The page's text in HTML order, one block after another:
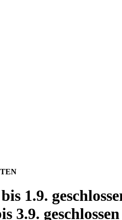
1.9.
3.9. geschlossen